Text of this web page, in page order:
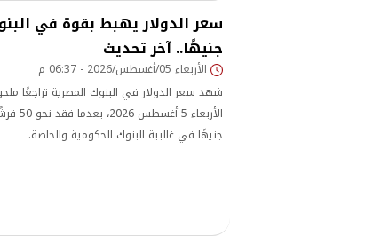
جنيهًا.. آخر تحديث
الأربعاء 05/أغسطس/2026 - 06:37 م
شهد سعر الدولار في البنوك المصرية تراجعًا
جنيهًا في غالبية البنوك الحكومية والخاصة.